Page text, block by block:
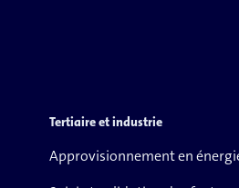
Tertiaire et industrie
Approvisionnement en